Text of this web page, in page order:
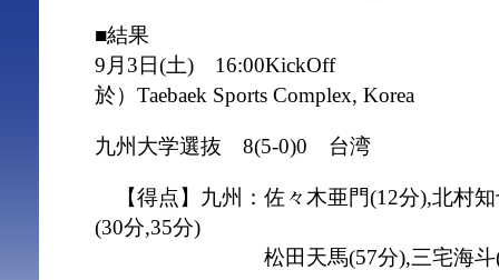
■結果
9月3日(土) 16:00KickOff
於）Taebaek Sports Complex, Korea
九州大学選抜 8(5-0)0 台湾
【得点】九州：佐々木亜門(12分),北村
(30分,35分)
松田天馬(57分),三宅海斗(75分